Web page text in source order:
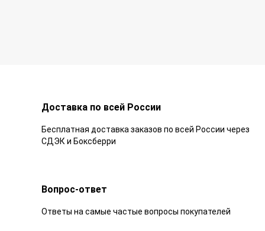
Доставка по всей России
Бесплатная доставка заказов по всей России через
СДЭК и Боксберри
Вопрос-ответ
Ответы на самые частые вопросы покупателей